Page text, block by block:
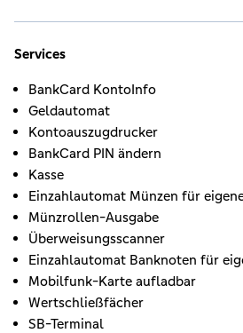
Services
BankCard KontoInfo
Geldautomat
Kontoauszugdrucker
BankCard PIN ändern
Kasse
Einzahlautomat Münzen für
Münzrollen-Ausgabe
Überweisungsscanner
Einzahlautomat Banknoten für
Mobilfunk-Karte aufladbar
Wertschließfächer
SB-Terminal